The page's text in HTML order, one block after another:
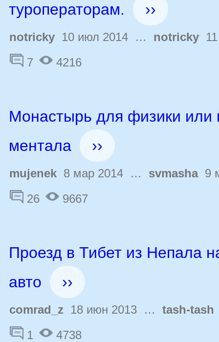
туроператорам.
››
notricky 10 июл 2014 … notricky
7
4216
Монастырь для физики
ментала
››
mujenek 8 мар 2014 … svmasha9
26
9667
Проезд в Тибет из Непала
авто
››
comrad_z 18 июн 2013 … tash-tash
1
4738